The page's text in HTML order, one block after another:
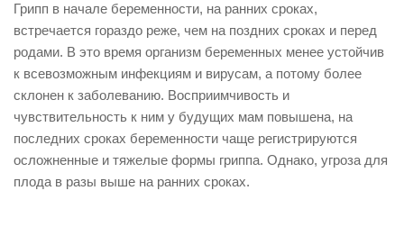
Грипп в начале беременности, на ранних сроках,
встречается гораздо реже, чем на поздних сроках и перед
родами. В это время организм беременных менее устойчив
к всевозможным инфекциям и вирусам, а потому более
склонен к заболеванию. Восприимчивость и
чувствительность к ним у будущих мам повышена, на
последних сроках беременности чаще регистрируются
осложненные и тяжелые формы гриппа. Однако, угроза для
плода в разы выше на ранних сроках.